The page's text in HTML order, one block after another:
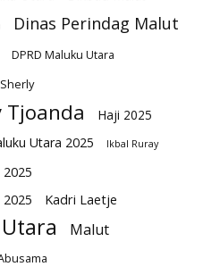
Dinas Perindag Malut
DPRD Maluku Utara
Tjoanda Haji 2025
Utara 2025 Ikbal Ruray
Kadri Laetje
Malut